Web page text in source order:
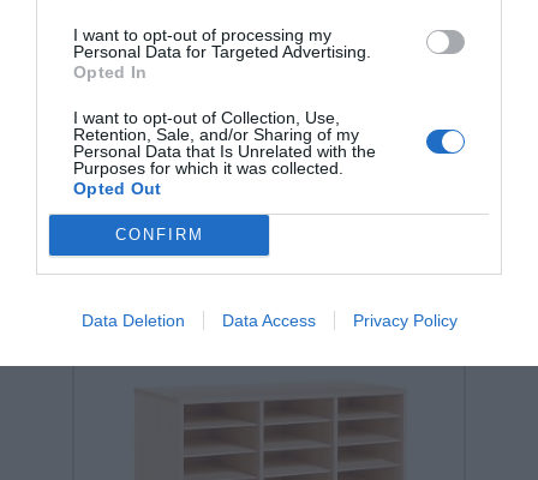
I want to opt-out of processing my
Personal Data for Targeted Advertising.
Opted In
I want to opt-out of Collection, Use,
Retention, Sale, and/or Sharing of my
Personal Data that Is Unrelated with the
Purposes for which it was collected.
Opted Out
CONFIRM
Data Deletion Data Access Privacy Policy
Σχετικά προϊόντα